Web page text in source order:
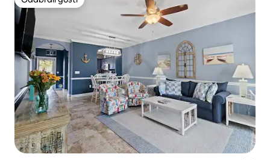
Odabrali gosti